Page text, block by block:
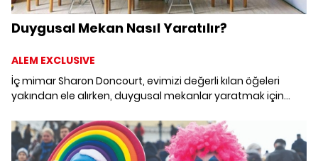
Duygusal Mekan Nasıl Yaratılır?
ALEM EXCLUSIVE
İç mimar Sharon Doncourt, evimizi değerli kılan öğeleri
yakından ele alırken, duygusal mekanlar yaratmak için